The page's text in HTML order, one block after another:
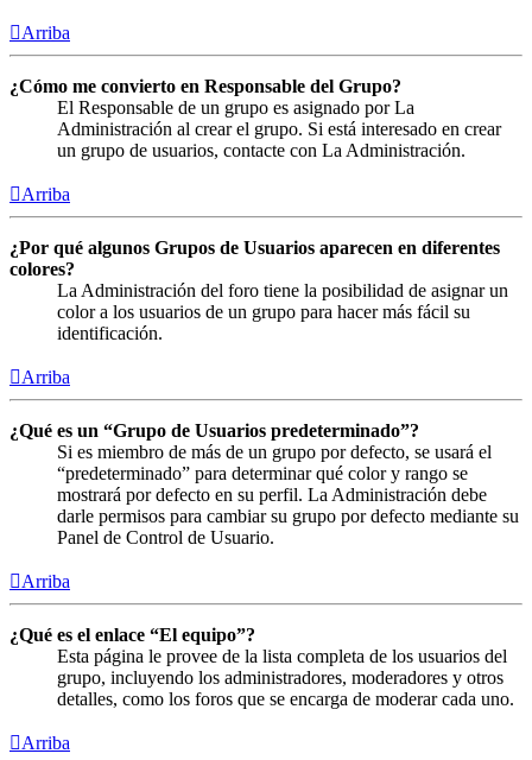
Arriba
¿Cómo me convierto en Responsable del Grupo?
El Responsable de un grupo es asignado por La
Administración al crear el grupo. Si está interesado en crear
un grupo de usuarios, contacte con La Administración.
Arriba
¿Por qué algunos Grupos de Usuarios aparecen en diferentes
colores?
La Administración del foro tiene la posibilidad de asignar un
color a los usuarios de un grupo para hacer más fácil su
identificación.
Arriba
¿Qué es un “Grupo de Usuarios predeterminado”?
Si es miembro de más de un grupo por defecto, se usará el
“predeterminado” para determinar qué color y rango se
mostrará por defecto en su perfil. La Administración debe
darle permisos para cambiar su grupo por defecto mediante su
Panel de Control de Usuario.
Arriba
¿Qué es el enlace “El equipo”?
Esta página le provee de la lista completa de los usuarios del
grupo, incluyendo los administradores, moderadores y otros
detalles, como los foros que se encarga de moderar cada uno.
Arriba